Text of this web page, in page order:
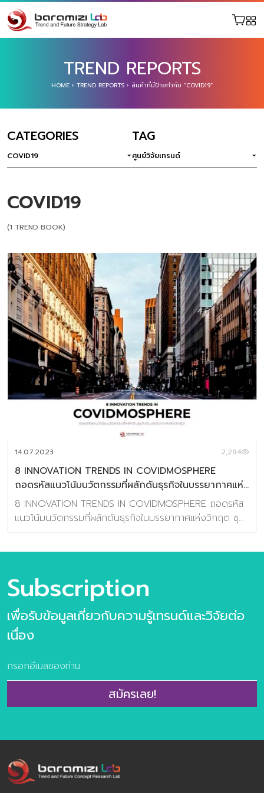
TREND REPORTS
HOME › TREND REPORTS › สินค้าที่มีป้ายกำกับ “COVID19”
CATEGORIES
COVID19
TAG
ศูนย์วิจัยเทรนด์
COVID19
(1 TREND BOOK)
14.07.2023 2,294
8 INNOVATION TRENDS IN COVIDMOSPHERE
ถอดรหัสแนวโน้มนวัตกรรมที่ผลักดันธุรกิจในบรรยากาศแห่ง
วิกฤต
8 INNOVATION TRENDS IN COVIDMOSPHERE ถอดรหัส
แนวโน้มนวัตกรรมที่ผลักดันธุรกิจในบรรยากาศแห่งวิกฤต ชุด
วัคซีน) การใช้ชีวิตให้ได้ใกล้เคียงเดิมแต่….ระมัดระวังกว่าเดิม…
ปลอดภัยกว่าเดิม จึงกลายเป็นความจำเป็นของชีวิตมนุษย์หลัง
จากนี้ พฤติกรรมที่เปลี่ยนไปที่คนหลายคนเรียกมันว่า “New
Normal” นั้น มองในด้านหนึ่งเหมือน Tsunami ที่เข้ามากวาด
อะไรเดิมๆ ให้ธุรกิจเกิดอุปสรรค ขาดรายได้ ทำกิจการต่างๆ ไป
เรากำลังเกิด “Demand” ใหม่ขึ้นจำนวนมาก โลกกำลัง
ต้องการอะไรก็ได้ที่มาเป็นตัวช่วยให้เราสามารถใช้ชีวิตได้เหมือน
เดิม ใกล้เคียงเดิม หรืออาจจะดีกว่าเดิมให้ได้มากที่สุด “8
Innovation Trends in COVIDMOSPHERE” จะพาคุณไป
คือ 1. เพื่อกระตุ้นและปลุกเร้าตลอดจนจุดประกายให้ผู้นำธุรกิจ
ทุกท่านเ […]
Subscription
เพื่อรับข้อมูลเกี่ยวกับความรู้เทรนด์และวิจัยต่อ
เนื่อง
สมัครเลย!